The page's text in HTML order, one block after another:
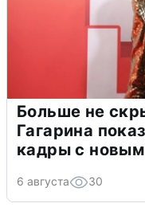
Больше не
Гагарина
кадры с
6 августа 30